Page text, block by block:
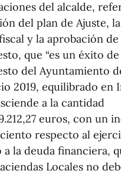
del alcalde,
del plan de Ajuste,
y la aprobación de
que “es un éxito de
del Ayuntamiento
2019, equilibrado en
a la cantidad
euros, con un
respecto al
a la deuda financiera,
Locales no